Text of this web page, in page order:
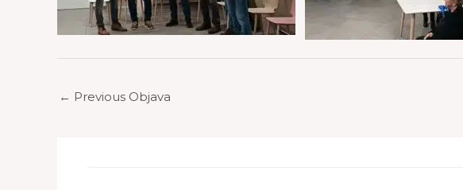
← Previous Objava